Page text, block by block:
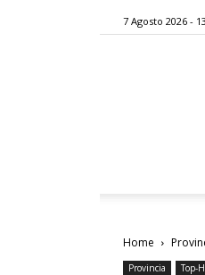
7 Agosto 2026 -
Home
Provincia Top-